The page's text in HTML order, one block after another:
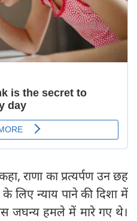
राणा का प्रत्यर्पण उन छह
लिए न्याय पाने की दिशा में
जघन्य हमले में मारे गए थे।